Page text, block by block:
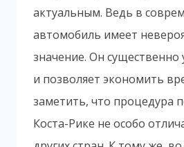
актуальным. Ведь в
автомобиль имеет
значение. Он
и позволяет экономить
заметить, что процедура
Коста-Рике не особо